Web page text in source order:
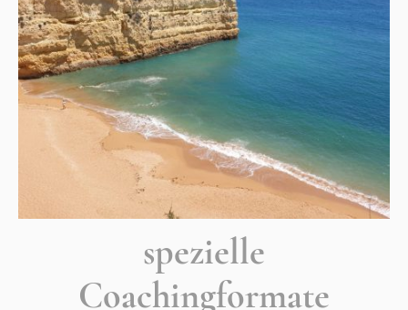
spezielle
Coachingformate